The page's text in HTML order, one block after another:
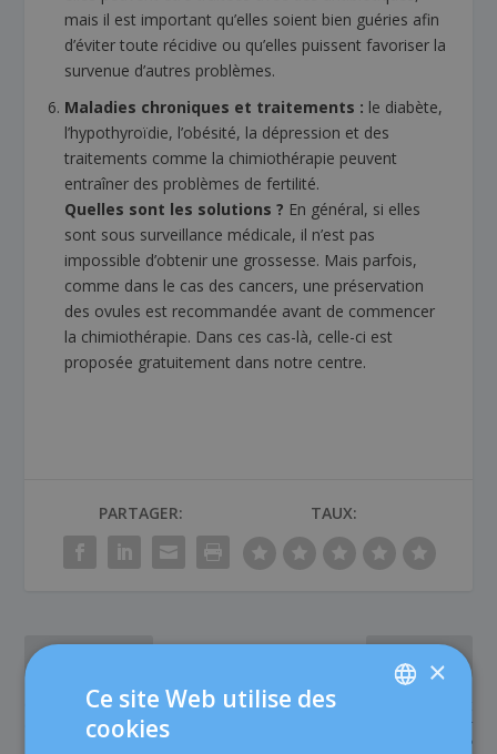
mais il est important qu’elles soient bien guéries afin
d’éviter toute récidive ou qu’elles puissent favoriser la
survenue d’autres problèmes.
Maladies chroniques et traitements : le diabète,
l’hypothyroïdie, l’obésité, la dépression et des
traitements comme la chimiothérapie peuvent
entraîner des problèmes de fertilité.
Quelles sont les solutions ? En général, si elles
sont sous surveillance médicale, il n’est pas
impossible d’obtenir une grossesse. Mais parfois,
comme dans le cas des cancers, une préservation
des ovules est recommandée avant de commencer
la chimiothérapie. Dans ces cas-là, celle-ci est
proposée gratuitement dans notre centre.
PARTAGER: TAUX:
Que savez-vous au sujet
des ovaires polykystiques ?
Parents à 50 ans, quelle est
la limite biologique pour
eux ?
×
Ce site Web utilise des
cookies